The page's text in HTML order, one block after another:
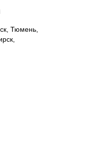
Тюмень,